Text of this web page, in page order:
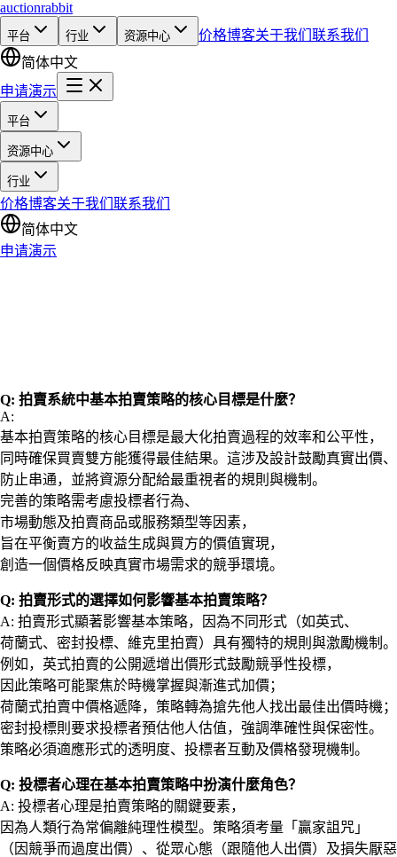
auctionrabbit
平台 行业 资源中心 价格博客关于我们 联系我们
简体中文
申请演示
平台
资源中心
行业
价格博客关于我们 联系我们
简体中文
申请演示
Q: 拍賣系統中基本拍賣策略的核心目標是什麼？
A:
基本拍賣策略的核心目標是最大化拍賣過程的效率和公平性，
同時確保買賣雙方能獲得最佳結果。這涉及設計鼓勵真實出價、
防止串通，並將資源分配給最重視者的規則與機制。
完善的策略需考慮投標者行為、
市場動態及拍賣商品或服務類型等因素，
旨在平衡賣方的收益生成與買方的價值實現，
創造一個價格反映真實市場需求的競爭環境。
Q: 拍賣形式的選擇如何影響基本拍賣策略？
A: 拍賣形式顯著影響基本策略，因為不同形式（如英式、
荷蘭式、密封投標、維克里拍賣）具有獨特的規則與激勵機制。
例如，英式拍賣的公開遞增出價形式鼓勵競爭性投標，
因此策略可能聚焦於時機掌握與漸進式加價；
荷蘭式拍賣中價格遞降，策略轉為搶先他人找出最佳出價時機；
密封投標則要求投標者預估他人估值，強調準確性與保密性。
策略必須適應形式的透明度、投標者互動及價格發現機制。
Q: 投標者心理在基本拍賣策略中扮演什麼角色？
A: 投標者心理是拍賣策略的關鍵要素，
因為人類行為常偏離純理性模型。策略須考量「贏家詛咒」
（因競爭而過度出價）、從眾心態（跟隨他人出價）及損失厭惡